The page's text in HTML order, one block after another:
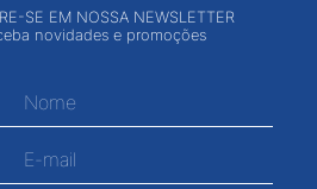
SE EM NOSSA NEWSLETTER
novidades e promoções